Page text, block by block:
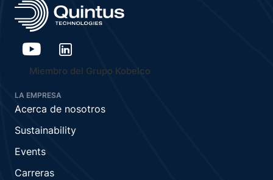
Miembro del Grupo Kobelco
LA EMPRESA
Acerca de nosotros
Sustainability
Events
Carreras